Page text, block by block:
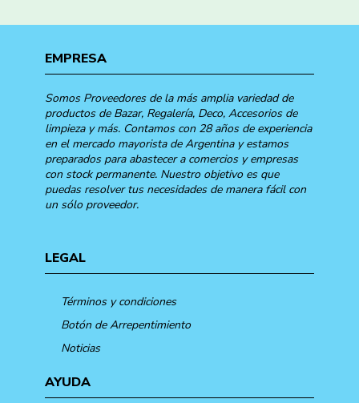
EMPRESA
Somos Proveedores de la más amplia variedad de
productos de Bazar, Regalería, Deco, Accesorios de
limpieza y más. Contamos con 28 años de experiencia
en el mercado mayorista de Argentina y estamos
preparados para abastecer a comercios y empresas
con stock permanente. Nuestro objetivo es que
puedas resolver tus necesidades de manera fácil con
un sólo proveedor.
LEGAL
Términos y condiciones
Botón de Arrepentimiento
Noticias
AYUDA